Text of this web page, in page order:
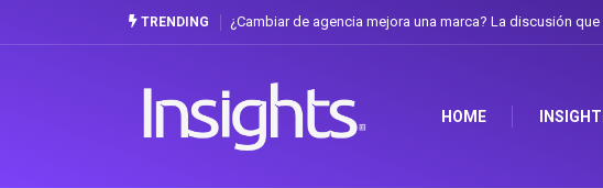
TRENDING ¿Cambiar de agencia mejora una marca? La discusión
HOME